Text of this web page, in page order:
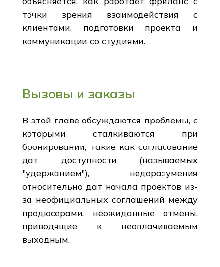
точки зрения взаимодействия с
клиентами, подготовки проекта и
коммуникации со студиями.
Вызовы и заказы
В этой главе обсуждаются проблемы, с
которыми сталкиваются при
бронировании, такие как согласование
дат доступности (называемых
"удержанием"), недоразумения
относительно дат начала проектов из-
за неофициальных соглашений между
продюсерами, неожиданные отмены,
приводящие к неоплачиваемым
выходным.